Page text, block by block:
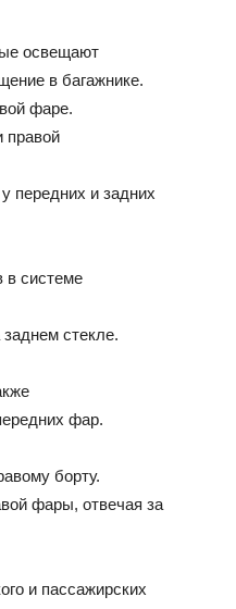
освещают
в багажнике.
фаре.
правой
передних и задних
в системе
стекле.
фар.
борту.
фары, отвечая за
и пассажирских